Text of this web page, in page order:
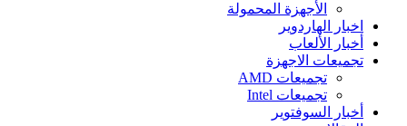
الأجهزة المحمولة
اخبار الهاردوير
أخبار الألعاب
تجميعات الاجهزة
تجميعات AMD
تجميعات Intel
أخبار السوفتوير